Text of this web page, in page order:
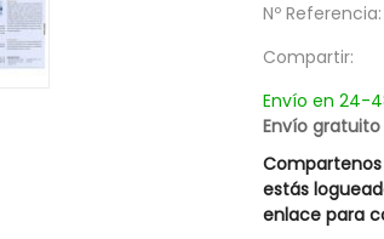
Nº Referencia:
Compartir:
Envío en 24-
Envío gratuito
estás
enlace para
Champú Descamaciones Liposín
Posible descuento 3,00 €